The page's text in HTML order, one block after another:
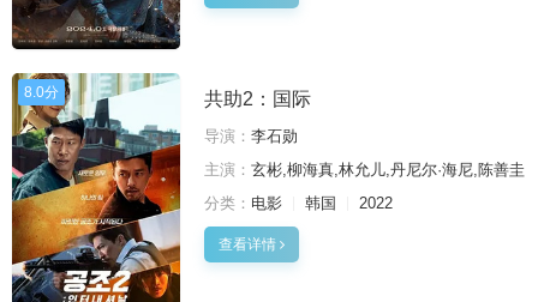
8.0分 共助2：国际
导演： 李石勋
主演： 玄彬,柳海真,林允儿,丹尼尔·海尼,陈善圭
分类： 电影 韩国 2022
查看详情